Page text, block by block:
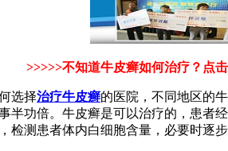
>>>>>不知道牛皮癣如何治疗？点
选择治疗牛皮癣的医院，不同地区的
半功倍。牛皮癣是可以治疗的，患
测患者体内白细胞含量，必要时逐步